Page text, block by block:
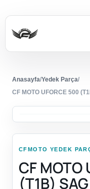
Anasayfa/Yedek Parça/
CF MOTO UFORCE 500
CFMOTO YEDEK
CF MOTO
(T1B)